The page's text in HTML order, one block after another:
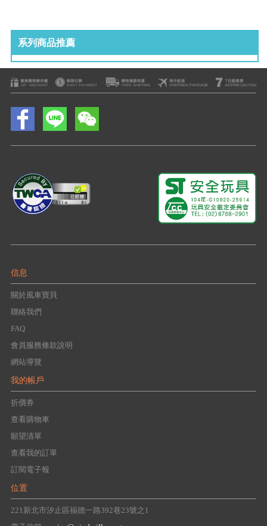
系列商品推薦
信息
關於風車寶貝
聯絡我們
FAQ
會員服務條款說明
網站導覽
我的帳戶
折價券
查看購物車
願望清單
查看我的訂單
訂閱電子報
位置
221新北市汐止區福德一路392巷23號之1